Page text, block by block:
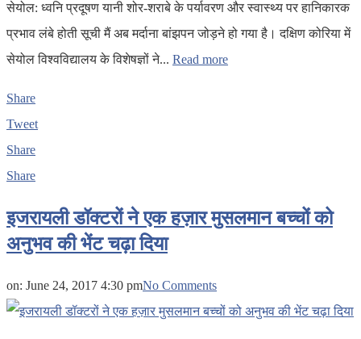
सेयोल: ध्वनि प्रदूषण यानी शोर-शराबे के पर्यावरण और स्वास्थ्य पर हानिकारक
प्रभाव लंबे होती सूची मैं अब मर्दाना बांझपन जोड़ने हो गया है। दक्षिण कोरिया में
सेयोल विश्वविद्यालय के विशेषज्ञों ने... Read more
Share
Tweet
Share
Share
इजरायली डॉक्टरों ने एक हज़ार मुसलमान बच्चों को
अनुभव की भेंट चढ़ा दिया
on: June 24, 2017 4:30 pmNo Comments